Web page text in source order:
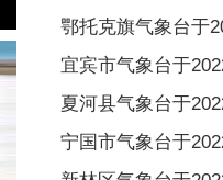
鄂托克旗气象台于
宜宾市气象台于
夏河县气象台于
宁国市气象台于